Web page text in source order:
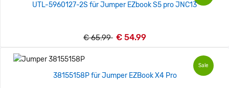
UTL-5960127-2S für Jumper EZbook S5 pro JNC13
€ 65.99 € 54.99
Sale
38155158P für Jumper EZBook X4 Pro